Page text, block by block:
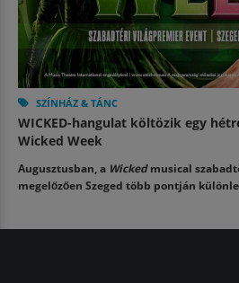
SZÍNHÁZ & TÁNC
WICKED-hangulat költözik egy
Wicked Week
Augusztusban, a Wickedmusical
megelőzően Szeged több pontján